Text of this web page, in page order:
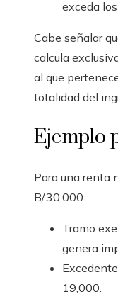
exceda
Cabe señalar
calcula
al que
totalidad del
Ejemplo
Para una renta
B/.30,000:
Tramo
genera
19,000.